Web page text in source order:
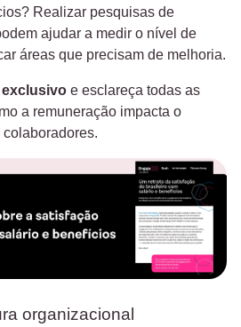
Realizar pesquisas de
ajudar a medir o nível de
áreas que precisam de melhoria.
exclusivo e esclareça todas as
a remuneração impacta o
organizacional